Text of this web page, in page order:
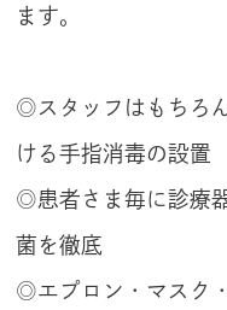
ます。
◎スタッフはもちろ
ける手指消毒の設置
◎患者さま毎に診療
菌を徹底
◎エプロン・マスク